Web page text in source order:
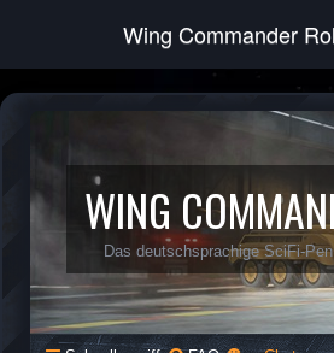
Wing Commander
WING
Das deutschsprachige SciFi-